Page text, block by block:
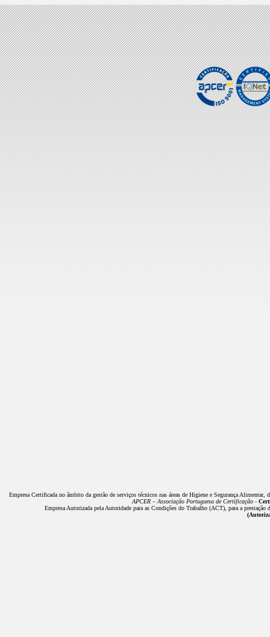
Empresa Certificada no âmbito da gestão de serviços técnicos nas áreas de Higiene e Segurança
APCER – Associação Portuguesa de Certificação -
Empresa Autorizada pela Autoridade para as Condições do Trabalho (ACT), para a